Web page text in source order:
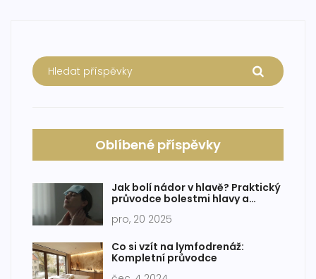
Oblíbené příspěvky
Jak bolí nádor v hlavě? Praktický
průvodce bolestmi hlavy a
pro, 20 2025
Co si vzít na lymfodrenáž:
Kompletní průvodce